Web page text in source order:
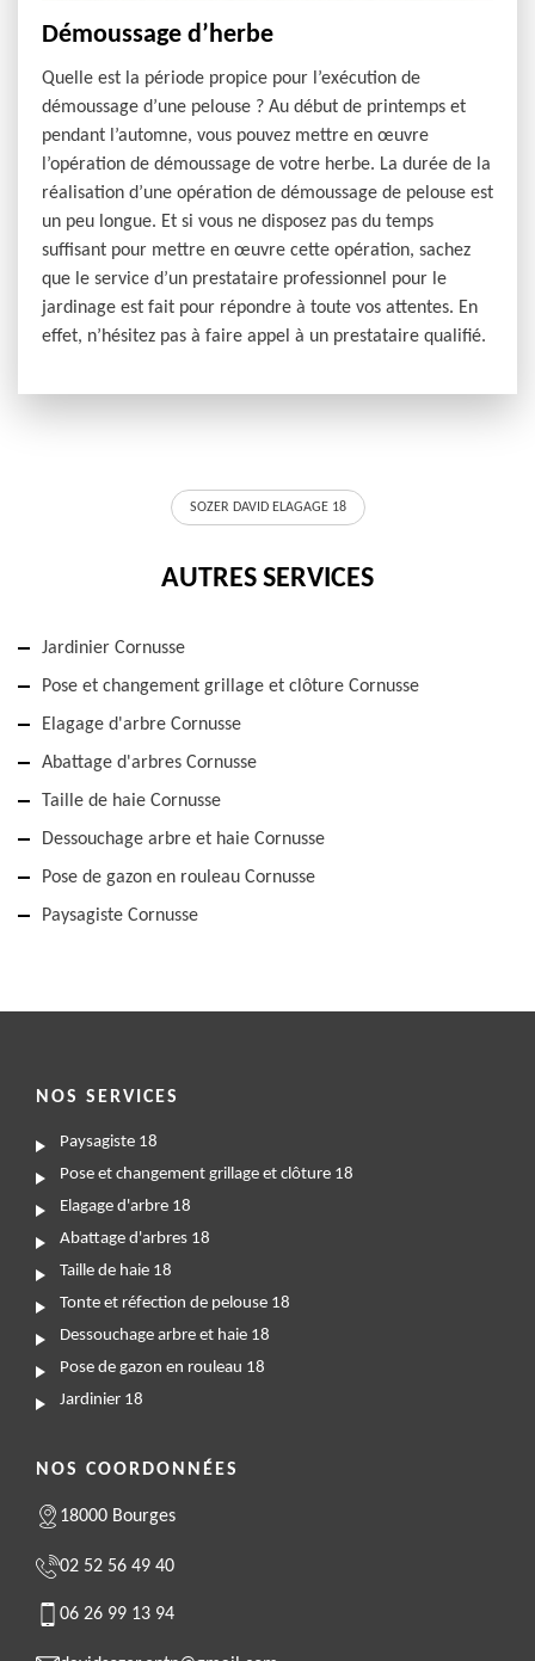
Démoussage d’herbe
Quelle est la période propice pour l’exécution de
démoussage d’une pelouse ? Au début de printemps et
pendant l’automne, vous pouvez mettre en œuvre
l’opération de démoussage de votre herbe. La durée de la
réalisation d’une opération de démoussage de pelouse est
un peu longue. Et si vous ne disposez pas du temps
suffisant pour mettre en œuvre cette opération, sachez
que le service d’un prestataire professionnel pour le
jardinage est fait pour répondre à toute vos attentes. En
effet, n’hésitez pas à faire appel à un prestataire qualifié.
SOZER DAVID ELAGAGE 18
AUTRES SERVICES
Jardinier Cornusse
Pose et changement grillage et clôture Cornusse
Elagage d'arbre Cornusse
Abattage d'arbres Cornusse
Taille de haie Cornusse
Dessouchage arbre et haie Cornusse
Pose de gazon en rouleau Cornusse
Paysagiste Cornusse
NOS SERVICES
Paysagiste 18
Pose et changement grillage et clôture 18
Elagage d'arbre 18
Abattage d'arbres 18
Taille de haie 18
Tonte et réfection de pelouse 18
Dessouchage arbre et haie 18
Pose de gazon en rouleau 18
Jardinier 18
NOS COORDONNÉES
18000 Bourges
02 52 56 49 40
06 26 99 13 94